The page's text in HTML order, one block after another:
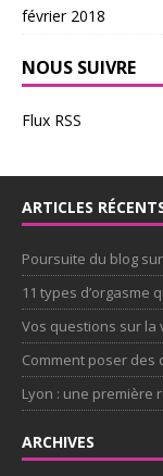
février 2018
NOUS SUIVRE
Flux RSS
ARTICLES
Poursuite du blog
11 types d’orgasme
Vos questions sur la
Comment poser
Lyon : une première
ARCHIVES